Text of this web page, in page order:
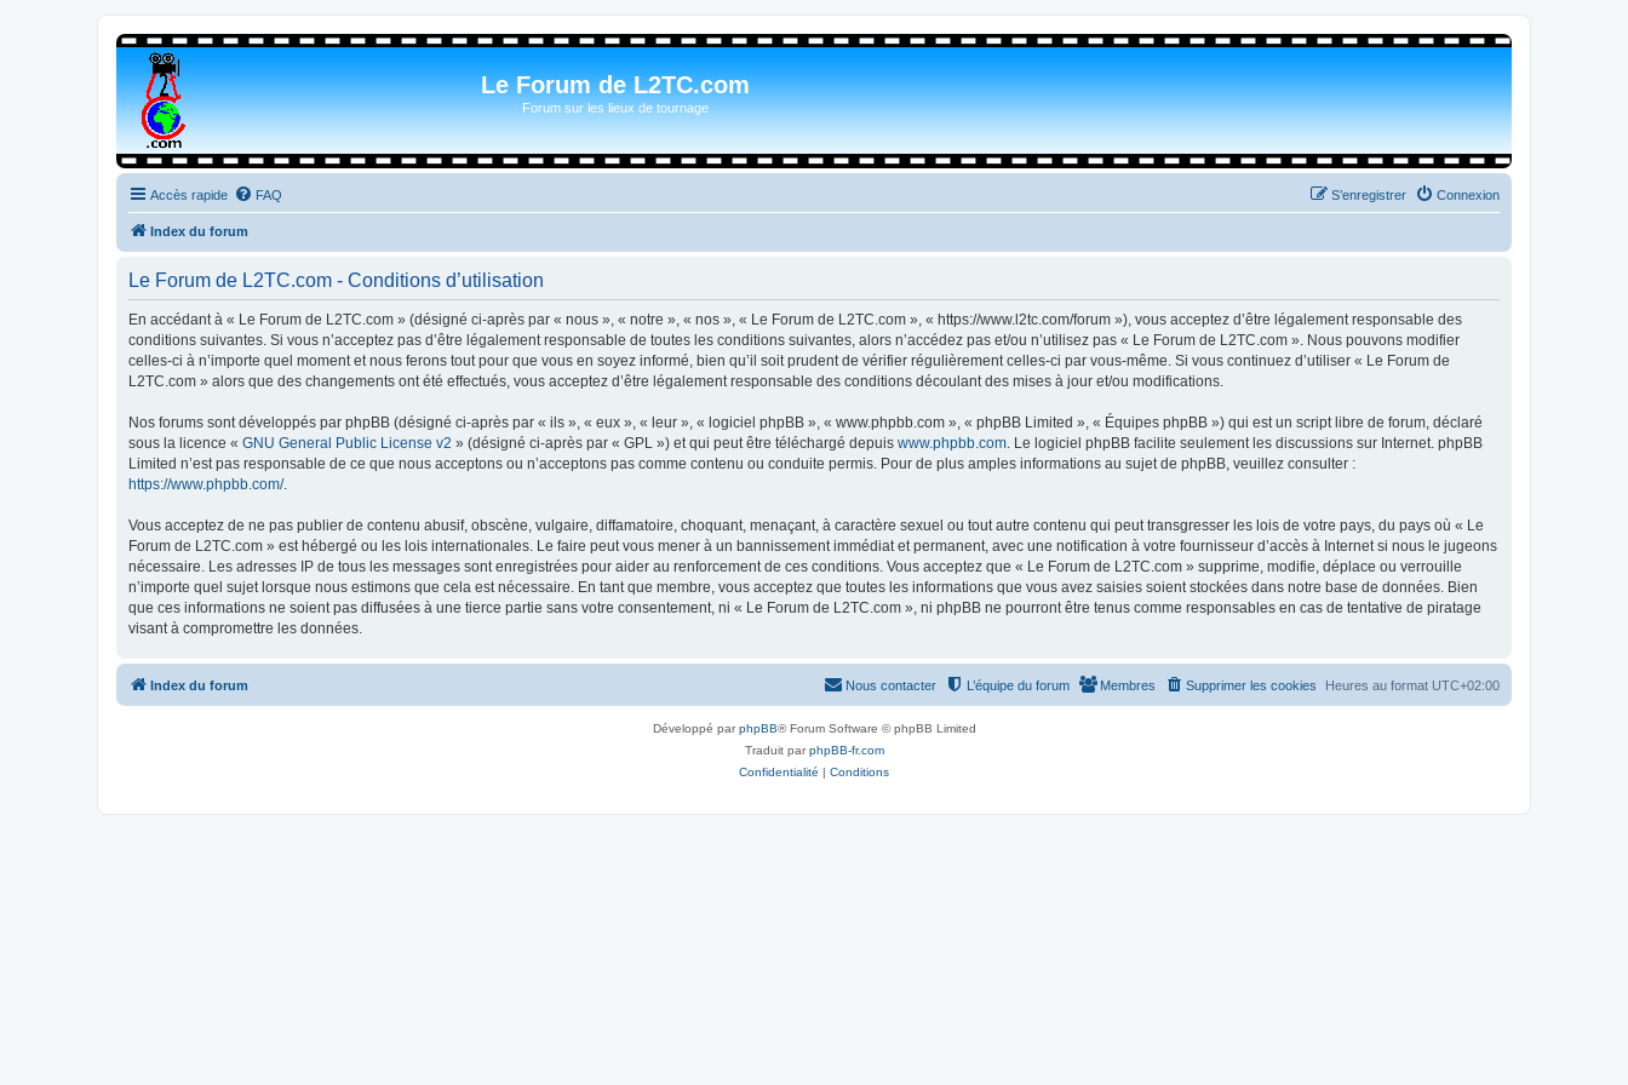
Le Forum de L2TC.com
Forum sur les lieux de tournage
Accès rapide FAQ Connexion
S’enregistrer
Index du forum
Le Forum de L2TC.com - Conditions d’utilisation
En accédant à « Le Forum de L2TC.com » (désigné ci-après par « nous », « notre », « nos », « Le Forum de L2TC.com », « https://www.l2tc.com/forum »), vous acceptez d’être légalement responsable des
conditions suivantes. Si vous n’acceptez pas d’être légalement responsable de toutes les conditions suivantes, alors n’accédez pas et/ou n’utilisez pas « Le Forum de L2TC.com ». Nous pouvons modifier
celles-ci à n’importe quel moment et nous ferons tout pour que vous en soyez informé, bien qu’il soit prudent de vérifier régulièrement celles-ci par vous-même. Si vous continuez d’utiliser « Le Forum de
L2TC.com » alors que des changements ont été effectués, vous acceptez d’être légalement responsable des conditions découlant des mises à jour et/ou modifications.
Nos forums sont développés par phpBB (désigné ci-après par « ils », « eux », « leur », « logiciel phpBB », « www.phpbb.com », « phpBB Limited », « Équipes phpBB ») qui est un script libre de forum, déclaré
sous la licence « GNU General Public License v2 » (désigné ci-après par « GPL ») et qui peut être téléchargé depuis www.phpbb.com. Le logiciel phpBB facilite seulement les discussions sur Internet. phpBB
Limited n’est pas responsable de ce que nous acceptons ou n’acceptons pas comme contenu ou conduite permis. Pour de plus amples informations au sujet de phpBB, veuillez consulter :
https://www.phpbb.com/.
Vous acceptez de ne pas publier de contenu abusif, obscène, vulgaire, diffamatoire, choquant, menaçant, à caractère sexuel ou tout autre contenu qui peut transgresser les lois de votre pays, du pays où « Le
Forum de L2TC.com » est hébergé ou les lois internationales. Le faire peut vous mener à un bannissement immédiat et permanent, avec une notification à votre fournisseur d’accès à Internet si nous le jugeons
nécessaire. Les adresses IP de tous les messages sont enregistrées pour aider au renforcement de ces conditions. Vous acceptez que « Le Forum de L2TC.com » supprime, modifie, déplace ou verrouille
n’importe quel sujet lorsque nous estimons que cela est nécessaire. En tant que membre, vous acceptez que toutes les informations que vous avez saisies soient stockées dans notre base de données. Bien
que ces informations ne soient pas diffusées à une tierce partie sans votre consentement, ni « Le Forum de L2TC.com », ni phpBB ne pourront être tenus comme responsables en cas de tentative de piratage
visant à compromettre les données.
Index du forum Heures au format UTC+02:00
Supprimer les cookies
Membres
L’équipe du forum
Nous contacter
Développé parphpBB® Forum Software © phpBB Limited
Traduit parphpBB-fr.com
Confidentialité | Conditions